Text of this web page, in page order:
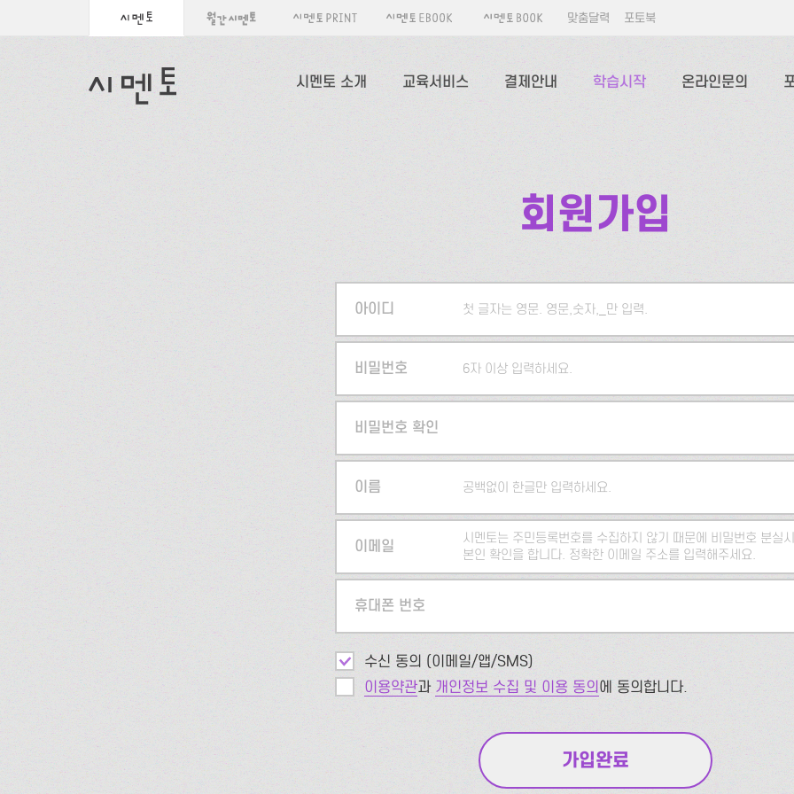
맞춤달력 포토북
시멘토 소개 교육서비스 결제안내 학습시작 온라인문의
회원가입
아이디 첫 글자는 영문. 영문,숫자,_만 입력.
5자 이상 입력하세요.
비밀번호 6자 이상 입력하세요.
비밀번호 확인
이름 공백없이 한글만 입력하세요.
이메일
시멘토는 주민등록번호를 수집하지 않기 때문에 비밀번호 분실
본인 확인을 합니다. 정확한 이메일 주소를 입력해주세요.
휴대폰 번호
수신 동의 (이메일/앱/SMS)
이용약관과 개인정보 수집 및 이용 동의에 동의합니다.